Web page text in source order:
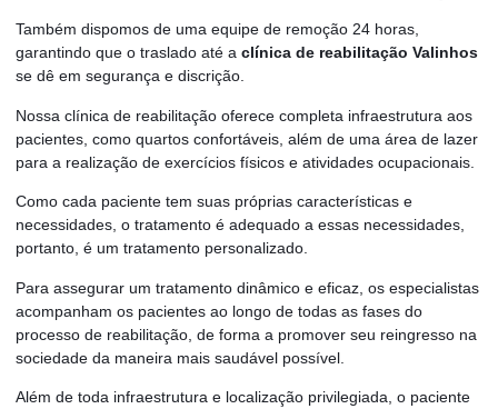
Também dispomos de uma equipe de remoção 24 horas,
garantindo que o traslado até a clínica de reabilitação Valinhos
se dê em segurança e discrição.
Nossa clínica de reabilitação oferece completa infraestrutura aos
pacientes, como quartos confortáveis, além de uma área de lazer
para a realização de exercícios físicos e atividades ocupacionais.
Como cada paciente tem suas próprias características e
necessidades, o tratamento é adequado a essas necessidades,
portanto, é um tratamento personalizado.
Para assegurar um tratamento dinâmico e eficaz, os especialistas
acompanham os pacientes ao longo de todas as fases do
processo de reabilitação, de forma a promover seu reingresso na
sociedade da maneira mais saudável possível.
Além de toda infraestrutura e localização privilegiada, o paciente